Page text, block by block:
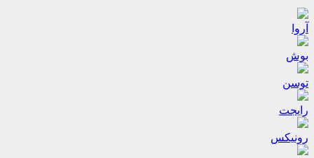
آروا
بوش
توسن
رایجت
رونیکس